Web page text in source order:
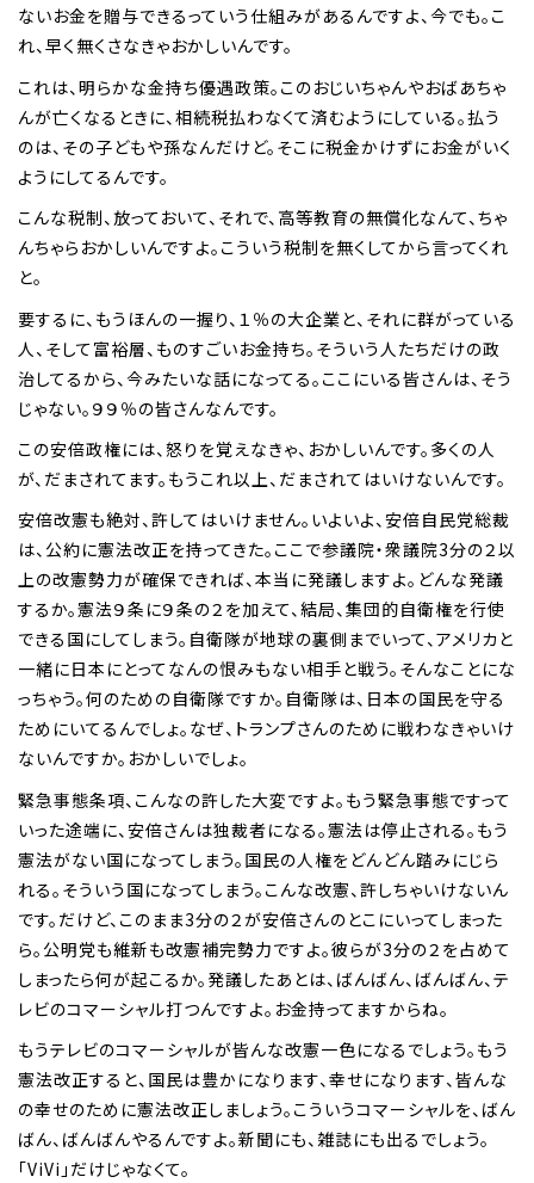
ないお金を贈与できるっていう仕組みがあるんですよ、今でも。こ
れ、早く無くさなきゃおかしいんです。
これは、明らかな金持ち優遇政策。このおじいちゃんやおばあちゃ
んが亡くなるときに、相続税払わなくて済むようにしている。払う
のは、その子どもや孫なんだけど。そこに税金かけずにお金がいく
ようにしてるんです。
こんな税制、放っておいて、それで、高等教育の無償化なんて、ちゃ
んちゃらおかしいんですよ。こういう税制を無くしてから言ってくれ
と。
要するに、もうほんの一握り、１％の大企業と、それに群がっている
人、そして富裕層、ものすごいお金持ち。そういう人たちだけの政
治してるから、今みたいな話になってる。ここにいる皆さんは、そう
じゃない。９９％の皆さんなんです。
この安倍政権には、怒りを覚えなきゃ、おかしいんです。多くの人
が、だまされてます。もうこれ以上、だまされてはいけないんです。
安倍改憲も絶対、許してはいけません。いよいよ、安倍自民党総裁
は、公約に憲法改正を持ってきた。ここで参議院・衆議院3分の２以
上の改憲勢力が確保できれば、本当に発議しますよ。どんな発議
するか。憲法９条に９条の２を加えて、結局、集団的自衛権を行使
できる国にしてしまう。自衛隊が地球の裏側までいって、アメリカと
一緒に日本にとってなんの恨みもない相手と戦う。そんなことにな
っちゃう。何のための自衛隊ですか。自衛隊は、日本の国民を守る
ためにいてるんでしょ。なぜ、トランプさんのために戦わなきゃいけ
ないんですか。おかしいでしょ。
緊急事態条項、こんなの許した大変ですよ。もう緊急事態ですって
いった途端に、安倍さんは独裁者になる。憲法は停止される。もう
憲法がない国になってしまう。国民の人権をどんどん踏みにじら
れる。そういう国になってしまう。こんな改憲、許しちゃいけないん
です。だけど、このまま3分の２が安倍さんのとこにいってしまった
ら。公明党も維新も改憲補完勢力ですよ。彼らが3分の２を占めて
しまったら何が起こるか。発議したあとは、ばんばん、ばんばん、テ
レビのコマーシャル打つんですよ。お金持ってますからね。
もうテレビのコマーシャルが皆んな改憲一色になるでしょう。もう
憲法改正すると、国民は豊かになります、幸せになります、皆んな
の幸せのために憲法改正しましょう。こういうコマーシャルを、ばん
ばん、ばんばんやるんですよ。新聞にも、雑誌にも出るでしょう。
「ViVi」だけじゃなくて。